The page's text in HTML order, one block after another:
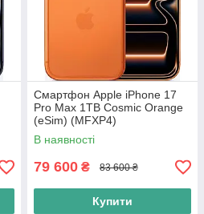
Смартфон Apple iPhone 17
Pro Max 1TB Cosmic Orange
(eSim) (MFXP4)
В наявності
79 600 ₴ 83 600 ₴
Купити